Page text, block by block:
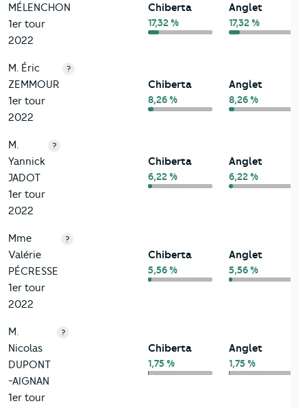
MÉLENCHON
1er tour
2022
Chiberta
17,32 %
Anglet
17,32 %
M. Éric
ZEMMOUR
1er tour
2022
?
Chiberta
8,26 %
Anglet
8,26 %
M.
Yannick
JADOT
1er tour
2022
?
Chiberta
6,22 %
Anglet
6,22 %
Mme
Valérie
PÉCRESSE
1er tour
2022
?
Chiberta
5,56 %
Anglet
5,56 %
M.
Nicolas
DUPONT
-AIGNAN
1er tour
?
Chiberta
1,75 %
Anglet
1,75 %